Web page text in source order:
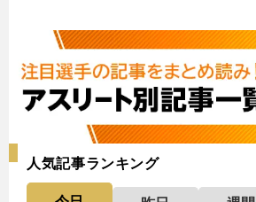
人気記事ランキング